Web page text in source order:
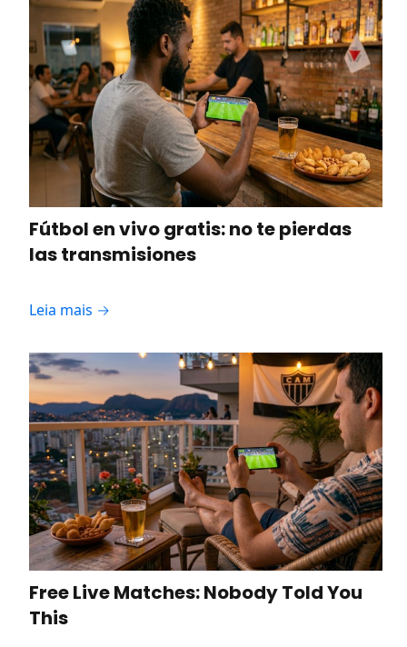
Fútbol en vivo gratis: no te pierdas
las transmisiones
Leia mais →
Free Live Matches: Nobody Told You
This